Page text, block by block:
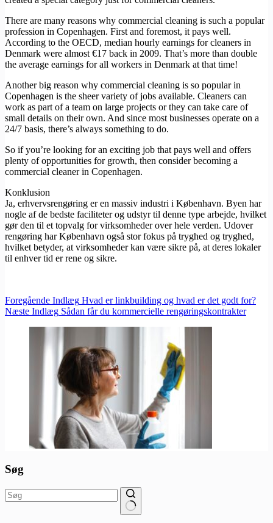
There are many reasons why commercial cleaning is such a popular
profession in Copenhagen. First and foremost, it pays well.
According to the OECD, median hourly earnings for cleaners in
Denmark were almost €17 back in 2009. That’s more than double
the average earnings for all workers in Denmark at that time!
Another big reason why commercial cleaning is so popular in
Copenhagen is the sheer variety of jobs available. Cleaners can
work as part of a team on large projects or they can take care of
small details on their own. And since most businesses operate on a
24/7 basis, there’s always something to do.
So if you’re looking for an exciting job that pays well and offers
plenty of opportunities for growth, then consider becoming a
commercial cleaner in Copenhagen.
Konklusion
Ja, erhvervsrengøring er en massiv industri i København. Byen har
nogle af de bedste faciliteter og udstyr til denne type arbejde, hvilket
gør den til et topvalg for virksomheder over hele verden. Udover
rengøring har København også stor fokus på tryghed og tryghed,
hvilket betyder, at virksomheder kan være sikre på, at deres lokaler
til enhver tid er rene og sikre.
Foregående Indlæg Hvad er linkbuilding og hvad er det godt for?
Næste Indlæg Sådan får du kommercielle rengøringskontrakter
Søg